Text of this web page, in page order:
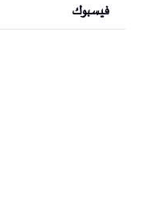
فيسبوك